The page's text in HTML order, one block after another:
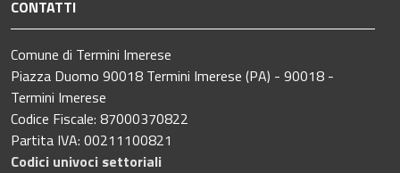
CONTATTI
Comune di Termini Imerese
Piazza Duomo 90018 Termini Imerese (PA) - 90018 -
Termini Imerese
Codice Fiscale: 87000370822
Partita IVA: 00211100821
Codici univoci settoriali